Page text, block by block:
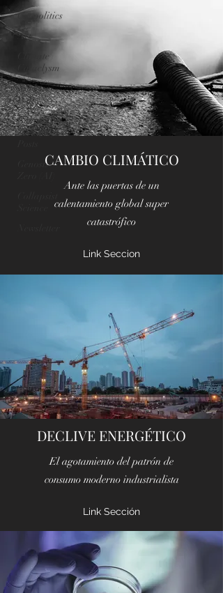
Geopolitics
Art
Climate
Cataclysm
Nuclear
War
Genosis
Zero (AI)
GenosisCAMBIO CLIMÁTICO
Ante las puertas de un
calentamiento global super
catastrófico
Link Seccion
DECLIVE ENERGÉTICO
El agotamiento del patrón de
consumo moderno industrialista
Link Sección